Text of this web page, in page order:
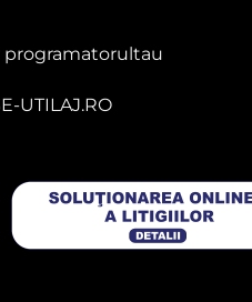
programatorultau
UTILAJ.RO